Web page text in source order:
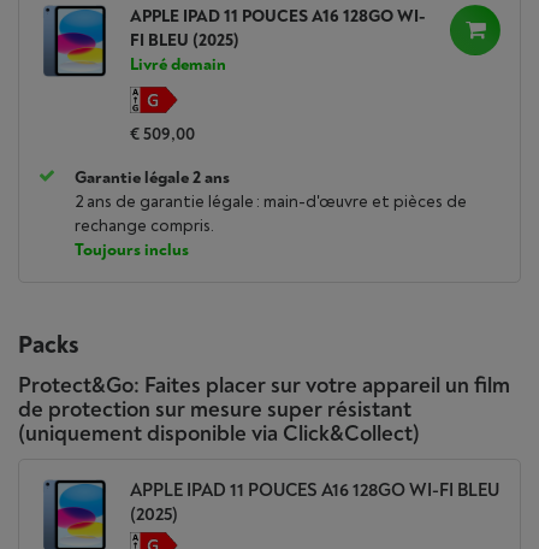
APPLE IPAD 11 POUCES A16 128GO WI-
FI BLEU (2025)
Livré demain
€ 509,00
Garantie légale 2 ans
2 ans de garantie légale : main-d'œuvre et pièces de
rechange compris.
Toujours inclus
Packs
Protect&Go: Faites placer sur votre appareil un film
de protection sur mesure super résistant
(uniquement disponible via Click&Collect)
APPLE IPAD 11 POUCES A16 128GO WI-FI BLEU
(2025)